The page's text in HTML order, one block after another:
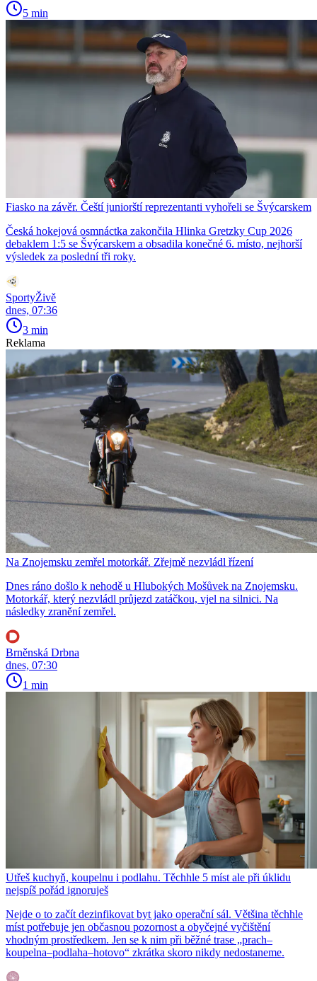
5 min
Fiasko na závěr. Čeští juniorští reprezentanti vyhořeli se Švýcarskem
Česká hokejová osmnáctka zakončila Hlinka Gretzky Cup 2026
debaklem 1:5 se Švýcarskem a obsadila konečné 6. místo, nejhorší
výsledek za poslední tři roky.
SportyŽivě
dnes, 07:36
3 min
Reklama
Na Znojemsku zemřel motorkář. Zřejmě nezvládl řízení
Dnes ráno došlo k nehodě u Hlubokých Mošůvek na Znojemsku.
Motorkář, který nezvládl průjezd zatáčkou, vjel na silnici. Na
následky zranění zemřel.
Brněnská Drbna
dnes, 07:30
1 min
Utřeš kuchyň, koupelnu i podlahu. Těchhle 5 míst ale při úklidu
nejspíš pořád ignoruješ
Nejde o to začít dezinfikovat byt jako operační sál. Většina těchhle
míst potřebuje jen občasnou pozornost a obyčejné vyčištění
vhodným prostředkem. Jen se k nim při běžné trase „prach–
koupelna–podlaha–hotovo“ zkrátka skoro nikdy nedostaneme.